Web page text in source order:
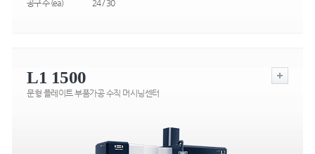
공구 수 (ea)
24 / 30
L1 1500
문형 플레이트 부품가공 수직 머시닝센터